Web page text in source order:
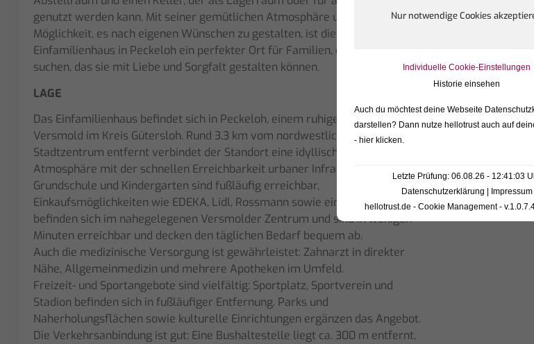
genutzt werden kann. Mit seiner gemütlichen Atmosphäre und der
Möglichkeit, es nach eigenen Wünschen zu gestalten, ist dieses
Einfamilienhaus in Peckeloh ein perfekter Ort für Familien, die ein Zuhause
suchen, das sie mit Liebe und Sorgfalt gestalten können.
LAGE
Das Einfamilienhaus befindet sich in Peckeloh, einem ruhigen Stadtteil von
Versmold im Kreis Gütersloh. Rund 3,3 km vom nordwestlich gelegenen
Stadtzentrum entfernt verbindet der Standort eine idyllisch-ländliche
Atmosphäre mit der schnellen Erreichbarkeit urbaner Infrastruktur.
Grundschule und Kindergarten sind fußläufig erreichbar,
Einkaufsmöglichkeiten wie EDEKA, Lidl, Rossmann sowie ein Baumarkt
befinden sich im nahegelegenen Versmolder Zentrum und sind in wenigen
Minuten erreichbar und decken den täglichen Bedarf bequem ab.
Auch die medizinische Versorgung ist gewährleistet: Zahnarzt in direkter
Nähe, Allgemeinmedizin und mehrere Apotheken im Umfeld.
Freizeit- und Sportangebote sind vielfältig: Sportplatz, Sportverein und
Stadion befinden sich in fußläufiger Entfernung. Parks und
Naherholungsflächen sowie kulturelle Einrichtungen ergänzen das Angebot.
Die Verkehrsanbindung ist gut: Eine Bushaltestelle liegt ca. 300 m entfernt,
Individuelle Cookie-Einstellungen
Historie einsehen
Auch du möchtest deine Webseite
darstellen? Dann nutze hellotrust auch auf
- hier klicken
Letzte Prüfung: 06.08.26 - 12:41:03
Datenschutzerklärung | Impressum
hellotrust.de - Cookie Management -